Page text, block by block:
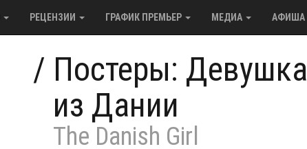
РЕЦЕНЗИИ ГРАФИК ПРЕМЬЕР МЕДИА АФИША
/ Постеры: Девушка
из Дании
The Danish Girl